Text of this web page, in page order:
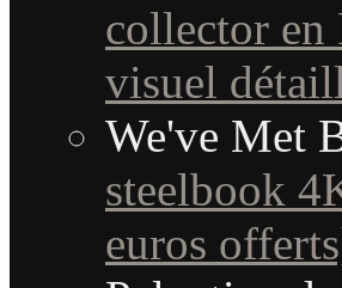
collector
visuel
We've Met
steelbook
euros